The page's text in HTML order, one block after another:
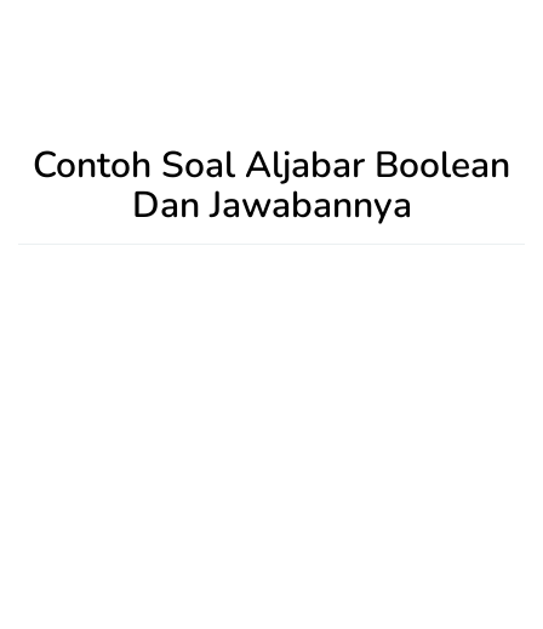
Contoh Soal Aljabar Boolean
Dan Jawabannya